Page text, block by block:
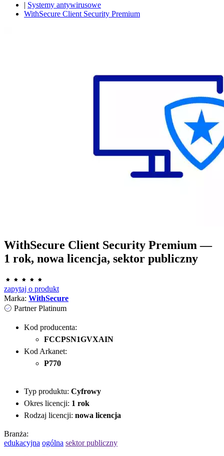
| Systemy antywirusowe
WithSecure Client Security Premium
WithSecure Client Security Premium —
1 rok, nowa licencja, sektor publiczny
zapytaj o produkt
Marka: WithSecure
Partner Platinum
Kod producenta:
FCCPSN1GVXAIN
Kod Arkanet:
P770
Typ produktu: Cyfrowy
Okres licencji: 1 rok
Rodzaj licencji: nowa licencja
Branża:
edukacyjna ogólna sektor publiczny